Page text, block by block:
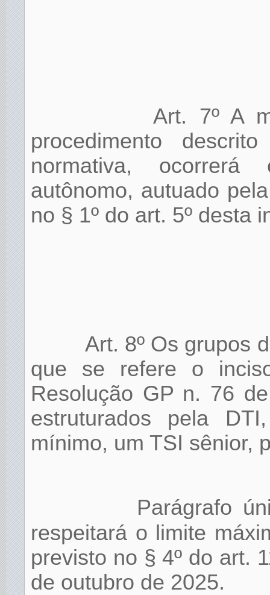
Art. 7º A
procedimento
normativa, ocorrerá
autônomo, autuado
no § 1º do art. 5º desta
Art. 8º Os grupos
que se refere o
Resolução GP n. 76
estruturados pela
mínimo, um TSI sênior,
Parágrafo
respeitará o limite
previsto no § 4º do art.
de outubro de 2025.